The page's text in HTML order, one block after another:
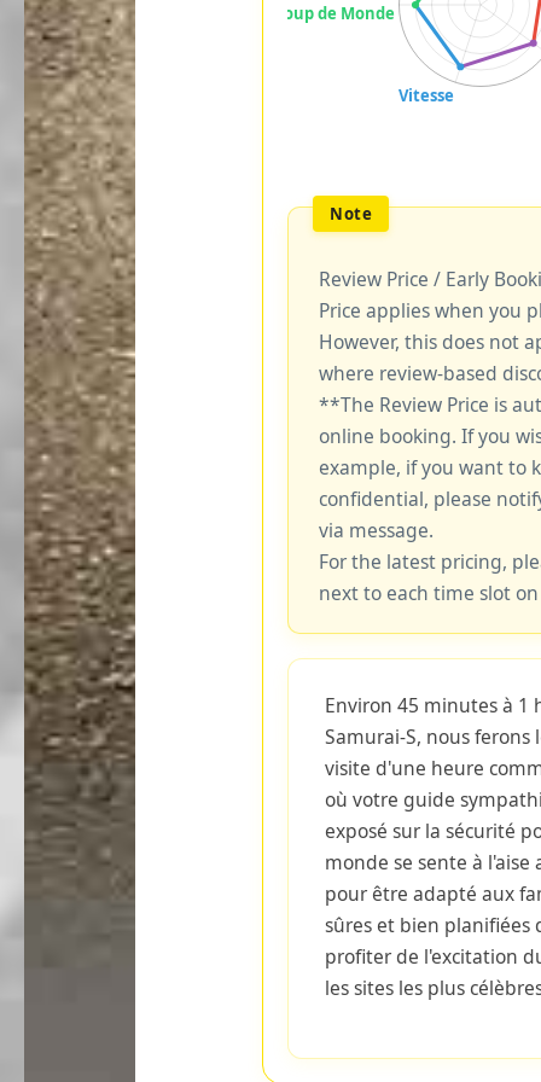
Review Price / Early
Price applies when you
However, this does not
where review-based
**The Review Price is
online booking. If you
example, if you want to
confidential, please
via message.
For the latest pricing,
next to each time slot
Environ 45 minutes à 1
Samurai-S, nous ferons
visite d'une heure
où votre guide
exposé sur la sécurité
monde se sente à
pour être adapté aux
sûres et bien
profiter de l'excitation
les sites les plus